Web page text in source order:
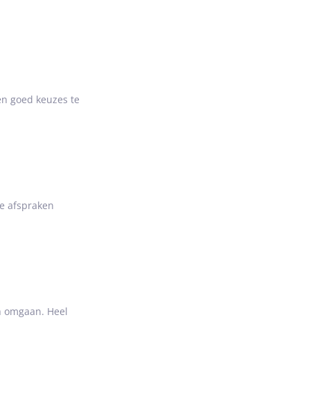
staat,” hoor ik vaak.
goed keuzes te
afspraken
Heel